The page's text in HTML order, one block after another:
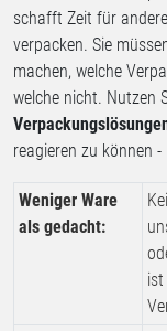
schafft Zeit für
verpacken. Sie
machen, welche
welche nicht. Nutzen
reagieren zu können
Weniger Ware
als gedacht: